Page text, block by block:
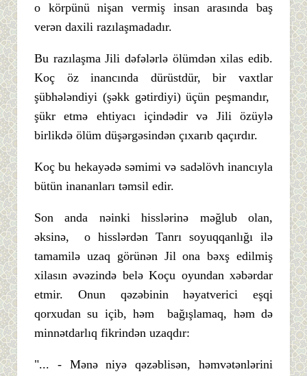
o körpünü nişan vermiş insan arasında baş
verən daxili razılaşmadadır.
Bu razılaşma Jili dəfələrlə ölümdən xilas edib.
Koç öz inancında dürüstdür, bir vaxtlar
şübhələndiyi (şəkk gətirdiyi) üçün peşmandır,
şükr etmə ehtiyacı içindədir və Jili özüylə
birlikdə ölüm düşərgəsindən çıxarıb qaçırdır.
Koç bu hekayədə səmimi və sadəlövh inancıyla
bütün inananları təmsil edir.
Son anda nəinki hisslərinə məğlub olan,
əksinə, o hisslərdən Tanrı soyuqqanlığı ilə
tamamilə uzaq görünən Jil ona bəxş edilmiş
xilasın əvəzində belə Koçu oyundan xəbərdar
etmir. Onun qəzəbinin həyatverici eşqi
qorxudan su içib, həm bağışlamaq, həm də
minnətdarlıq fikrindən uzaqdır:
"... - Mənə niyə qəzəblisən, həmvətənlərini